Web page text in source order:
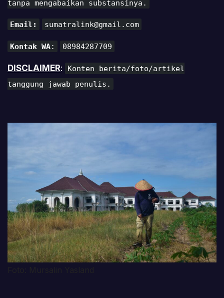
tanpa mengabaikan substansinya.
Email: sumatralink@gmail.com
Kontak WA: 08984287709
DISCLAIMER:
Konten berita/foto/artikel
tanggung jawab penulis.